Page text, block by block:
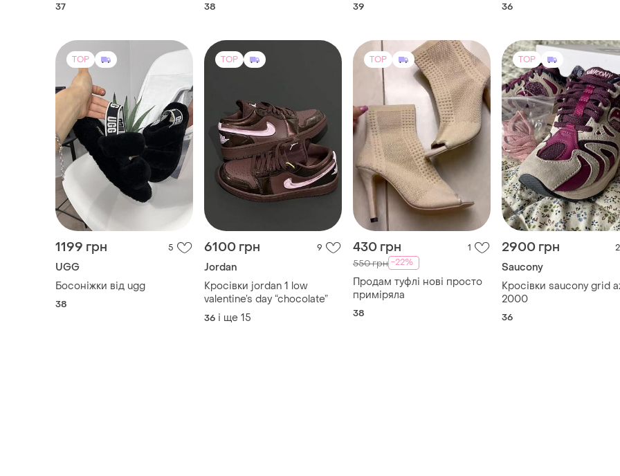
37 38 39 36
TOP
1199 грн 5
UGG
Босоніжки від ugg
38
TOP
6100 грн 9
Jordan
Кросівки jordan 1 low
valentine’s day “chocolate”
36 і ще 15
TOP
430 грн 1
550 грн -22%
Продам туфлі нові просто
приміряла
38
TOP
2900 грн 2
Saucony
Кросівки saucony grid
2000
36